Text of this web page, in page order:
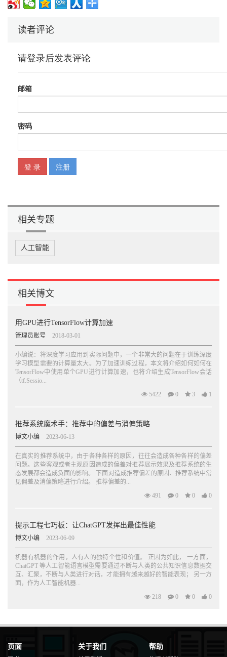
读者评论
相关专题
人工智能
相关博文
用GPU进行TensorFlow计算加速
管理员账号 2018-03-01
小编说：将深度学习应用到实际问题中，一个非常大的问题在于训练深度
学习模型需要的计算量太大。为了加速训练过程，本文将介绍如何如何在
TensorFlow中使用单个GPU进行计算加速，也将介绍生成TensorFlow会话
（tf.Sessio...
5422
0 3 1
推荐系统魔术手：推荐中的偏差与消偏策略
博文小编 2023-06-13
在真实的推荐系统中，由于各种各样的原因，往往会造成各种各样的偏差
问题。这些客观或者主观原因造成的偏差对推荐展示效果及推荐系统的生
态发展都会造成负面的影响。 下面对造成推荐偏差的原因、推荐系统中常
见偏差及消偏策略进行介绍。 推荐偏差的...
491
0 0 0
提示工程七巧板：让ChatGPT发挥出最佳性能
博文小编 2023-06-09
机器有机器的作用，人有人的独特个性和价值。 正因为如此， 一方面，
ChatGPT 等人工智能语言模型需要通过不断与人类的公共知识信息数据交
互、汇聚，不断与人类进行对话，才能拥有越来越好的智能表现； 另一方
面，作为人工智能机器...
218
0 0 0
页面 关于我们 帮助